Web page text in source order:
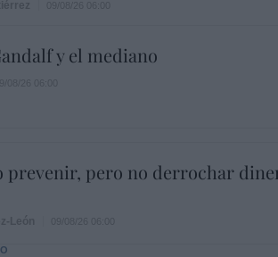
y el mediano
prevenir, pero no derrochar